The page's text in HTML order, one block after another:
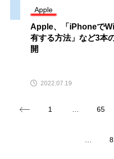
Apple
Apple、「iPhoneで
有する方法」など3本
開
2022.07.19
1 65